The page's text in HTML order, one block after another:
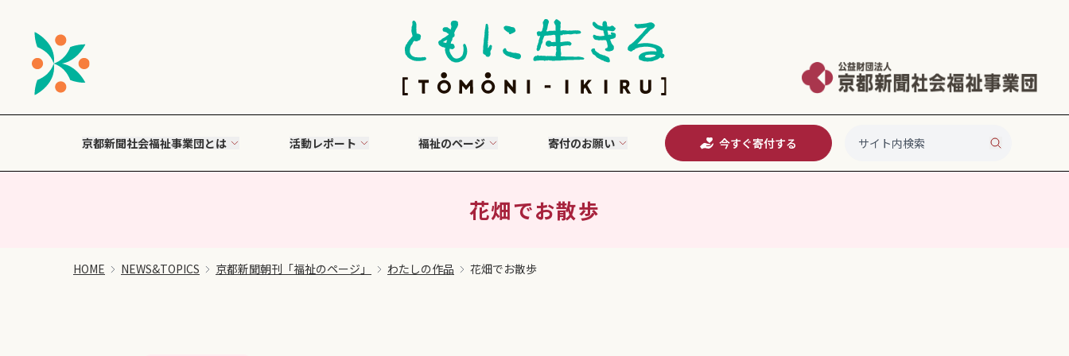
京都新聞社会福祉事業団とは 活動レポート 福祉のページ 寄付のお願い 今すぐ寄付する
花畑でお散歩
HOME NEWS&TOPICS 京都新聞朝刊「福祉のページ」 わたしの作品 花畑でお散歩